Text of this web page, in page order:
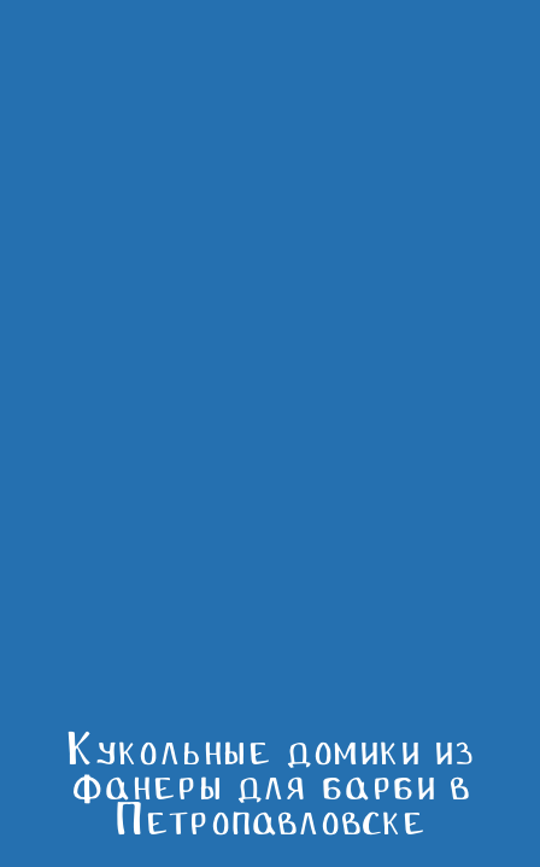
Кукольные домики из
фанеры для барби в
Петропавловске